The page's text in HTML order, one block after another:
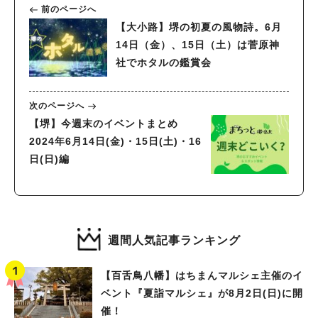
前のページへ
【大小路】堺の初夏の風物詩。6月
14日（金）、15日（土）は菅原神
社でホタルの鑑賞会
次のページへ
【堺】今週末のイベントまとめ
2024年6月14日(金)・15日(土)・16
日(日)編
週間人気記事ランキング
【百舌鳥八幡】はちまんマルシェ主催のイ
ベント『夏詣マルシェ』が8月2日(日)に開
催！